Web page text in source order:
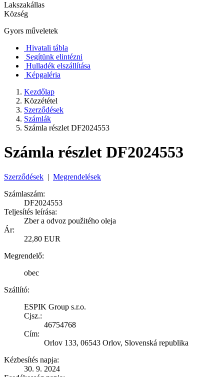
Lakszakállas
Község
Gyors műveletek
Hivatali tábla
Segítünk elintézni
Hulladék elszállítása
Képgaléria
Kezdőlap
Közzététel
Szerződések
Számlák
Számla részlet DF2024553
Számla részlet DF2024553
Szerződések | Megrendelések
Számlaszám:
DF2024553
Teljesítés leírása:
Zber a odvoz použitého oleja
Ár:
22,80 EUR
Megrendelő:
obec
Szállító:
ESPIK Group s.r.o.
Cjsz.:
46754768
Cím:
Orlov 133, 06543 Orlov, Slovenská republika
Kézbesítés napja:
30. 9. 2024